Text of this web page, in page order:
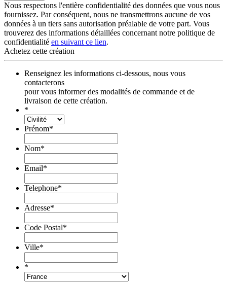
Nous respectons l'entière confidentialité des données que vous nous
fournissez. Par conséquent, nous ne transmettrons aucune de vos
données à un tiers sans autorisation préalable de votre part. Vous
trouverez des informations détaillées concernant notre politique de
confidentialité en suivant ce lien.
Achetez cette création
Renseignez les informations ci-dessous, nous vous
contacterons
pour vous informer des modalités de commande et de
livraison de cette création.
*
Prénom*
Nom*
Email*
Telephone*
Adresse*
Code Postal*
Ville*
*